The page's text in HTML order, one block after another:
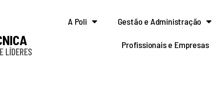
LÍDERES
A Poli Gestão e Administração
Profissionais e Empresas